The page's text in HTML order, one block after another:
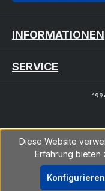
INFORMATIONEN
SERVICE
Diese Website
Erfahrung bieten
Konfigurieren